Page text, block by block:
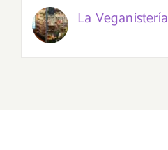
La Veganistería